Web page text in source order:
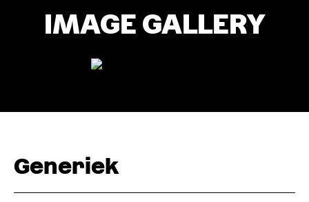
IMAGE GALLERY
Generiek